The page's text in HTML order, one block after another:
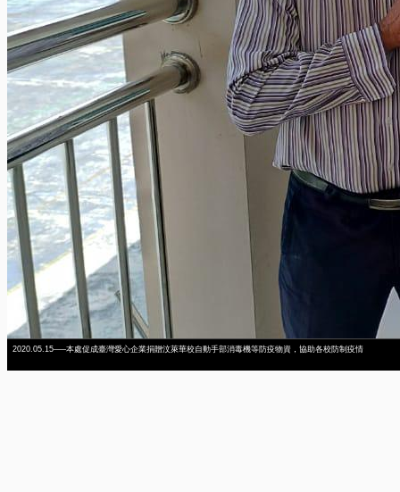
2020.05.15—–本處促成臺灣愛心企業捐贈汶萊華校自動手部消毒機等防疫物資，協助各校防制疫情